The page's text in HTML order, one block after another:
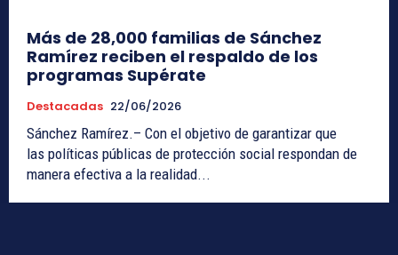
Más de 28,000 familias de Sánchez
Ramírez reciben el respaldo de los
programas Supérate
Destacadas 22/06/2026
Sánchez Ramírez.– Con el objetivo de garantizar que
las políticas públicas de protección social respondan de
manera efectiva a la realidad...